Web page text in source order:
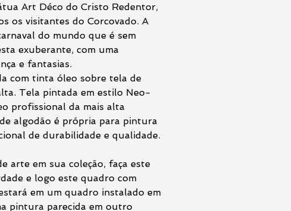
Art Déco do Cristo Redentor,
os visitantes do Corcovado. A
do mundo que é sem
exuberante, com uma
e fantasias.
com tinta óleo sobre tela de
Tela pintada em estilo Neo-
profissional da mais alta
algodão é própria para pintura
de durabilidade e qualidade.
arte em sua coleção, faça este
e logo este quadro com
em um quadro instalado em
pintura parecida em outro